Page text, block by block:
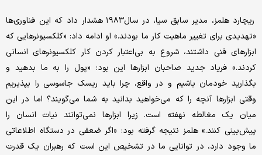
ریچارد هلمز، مدیر سابق سیا، در سال۱۹۸۳ هشدار داد که این فناوری‌ها
«تهدیدی برای تغییر ماهیت کار ما بودند.» او ادامه داد: «کلکسیونرهایی که
ابزارهای فنی داشتند، شروع به بی‌اعتبار کردن کار کلکسیونرهای انسانی
کردند.» فریاد جدید صاحبان ابزارها این بود: «پول را به ما بدهید و
بگذارید خودمان باشیم و در واقع، چرا باید ریسک جاسوسی را بپذیریم
وقتی ابزارها آنچه را که می‌خواهید بدانید به شما می‌گویند؟ اما در این
میان یک مغالطه نهفته است. زیرا ابزارها نمی‌توانند نیات انسان را
پیش‌بینی کنند.» هلمز نتیجه گرفته بود: «اگر ضعفی در دستگاه اطلاعاتی
ما وجود دارد، در توانایی ما در تشخیص این است که رهبران یک قدرت